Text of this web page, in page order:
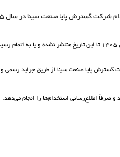
شرکت گسترش پایا صنعت سینا در سال 1405
پایا صنعت سینا از طریق جراید رسمی و
و صرفاً اطلاع‌رسانی استخدام‌ها را انجام می‌دهد.